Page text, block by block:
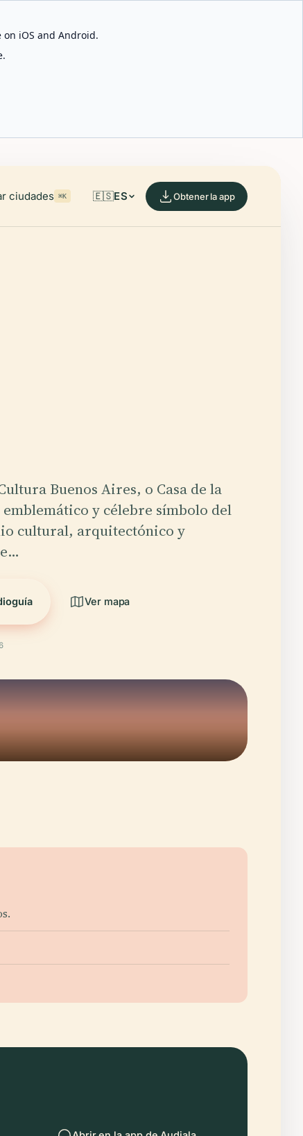
iOS and Android.
ciudades ⌘K 🇪🇸ES Obtener la app
Buenos Aires, o Casa de la
y célebre símbolo del
cultural, arquitectónico y
Ver mapa